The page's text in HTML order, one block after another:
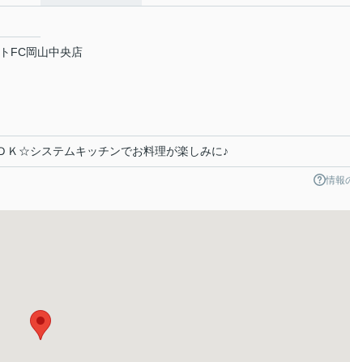
FC岡山中央店
Ｋ☆システムキッチンでお料理が楽しみに♪
情報